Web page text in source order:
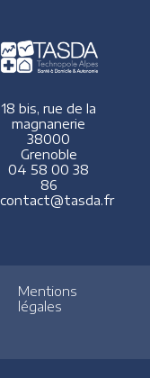
18 bis, rue de la
magnanerie
38000
Grenoble
04 58 00 38
86
contact@tasda.fr
Mentions
légales